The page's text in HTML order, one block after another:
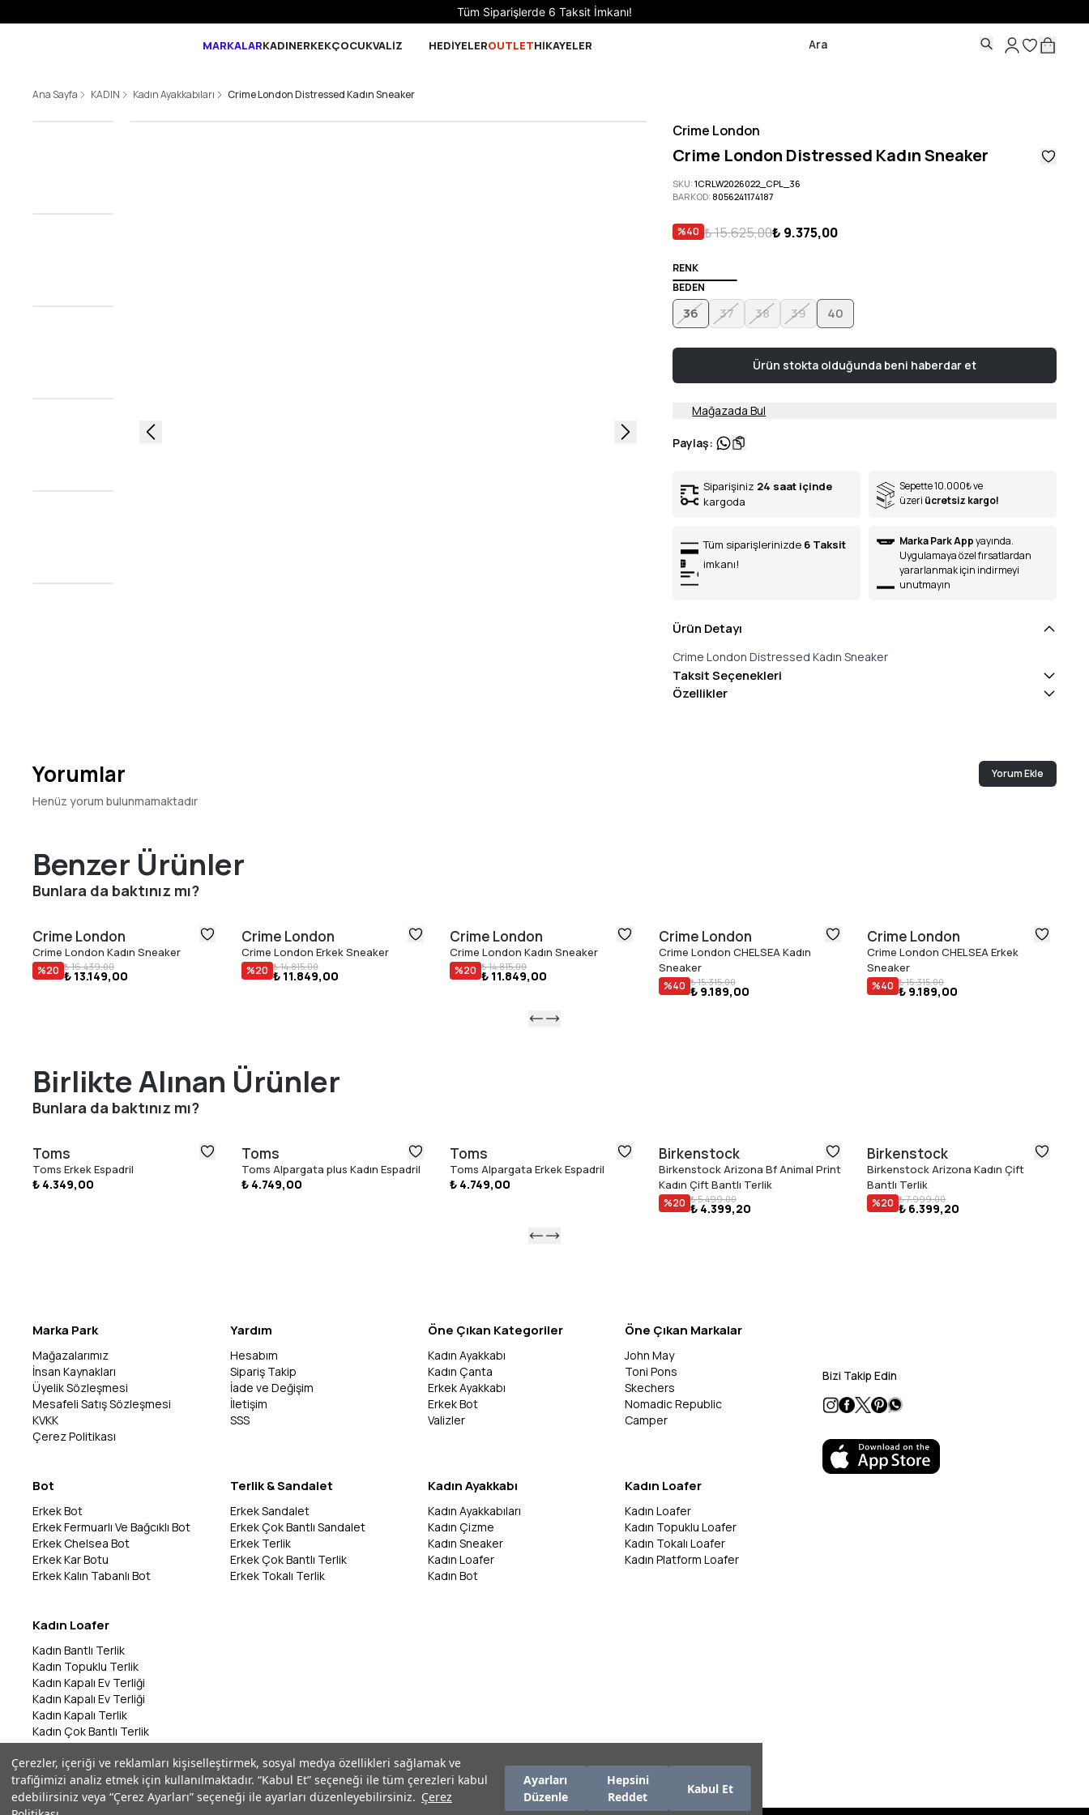
Çerezler, içeriği ve reklamları kişiselleştirmek, sosyal medya özellikleri sağlamak ve
trafiğimizi analiz etmek için kullanılmaktadır. “Kabul Et” seçeneği ile tüm çerezleri kabul
edebilirsiniz veya “Çerez Ayarları” seçeneği ile ayarları düzenleyebilirsiniz. Çerez
Ayarları
Düzenle
Hepsini
Reddet
Kabul Et
Sepette 10.000 ₺ ve üzeri Ücretsiz Kargo!
MARKALARKADINERKEKÇOCUKVALİZ HEDİYELEROUTLETHİKAYELER
Ana Sayfa KADIN Kadın Ayakkabıları Crime London Distressed Kadın Sneaker
Crime London
Crime London Distressed Kadın Sneaker
SKU:1CRLW2026022_CPL_36
BARKOD: 8056241174187
%40 ₺ 15.625,00₺ 9.375,00
RENK
BEDEN
36 37 38 39 40
Ürün stokta olduğunda beni haberdar et
Mağazada Bul
Paylaş:
Siparişiniz 24 saat içinde
kargoda
Sepette 10.000₺ve
üzeri ücretsiz kargo!
Tüm siparişlerinizde 6 Taksit
imkanı!
Marka Park Appyayında.
Uygulamaya özel fırsatlardan
yararlanmak için indirmeyi
unutmayın
Ürün Detayı
Crime London Distressed Kadın Sneaker
Taksit Seçenekleri
Özellikler
Yorumlar Yorum Ekle
Henüz yorum bulunmamaktadır
Benzer Ürünler
Bunlara da baktınız mı?
Crime London
Crime London Kadın Sneaker
%20 ₺ 16.439,00
₺ 13.149,00
Crime London
Crime London Erkek Sneaker
%20 ₺ 14.815,00
₺ 11.849,00
Crime London
Crime London Kadın Sneaker
%20 ₺ 14.815,00
₺ 11.849,00
Crime London
Crime London CHELSEA Kadın
Sneaker
%40 ₺ 15.315,00
₺ 9.189,00
Crime London
Crime London CHELSEA Erkek
Sneaker
%40 ₺ 15.315,00
₺ 9.189,00
Birlikte Alınan Ürünler
Bunlara da baktınız mı?
Toms
Toms Erkek Espadril
₺ 4.349,00
Toms
Toms Alpargata plus Kadın Espadril
₺ 4.749,00
Toms
Toms Alpargata Erkek Espadril
₺ 4.749,00
Birkenstock
Birkenstock Arizona Bf Animal Print
Kadın Çift Bantlı Terlik
%20 ₺ 5.499,00
₺ 4.399,20
Birkenstock
Birkenstock Arizona Kadın Çift
Bantlı Terlik
%20 ₺ 7.999,00
₺ 6.399,20
Marka Park
Mağazalarımız
İnsan Kaynakları
Üyelik Sözleşmesi
Mesafeli Satış Sözleşmesi
KVKK
Çerez Politikası
Yardım
Hesabım
Sipariş Takip
İade ve Değişim
İletişim
SSS
Öne Çıkan Kategoriler
Kadın Ayakkabı
Kadın Çanta
Erkek Ayakkabı
Erkek Bot
Valizler
Öne Çıkan Markalar
John May
Toni Pons
Skechers
Nomadic Republic
Camper
Bot
Erkek Bot
Erkek Fermuarlı Ve Bağcıklı Bot
Erkek Chelsea Bot
Erkek Kar Botu
Erkek Kalın Tabanlı Bot
Terlik & Sandalet
Erkek Sandalet
Erkek Çok Bantlı Sandalet
Erkek Terlik
Erkek Çok Bantlı Terlik
Erkek Tokalı Terlik
Kadın Ayakkabı
Kadın Ayakkabıları
Kadın Çizme
Kadın Sneaker
Kadın Loafer
Kadın Bot
Kadın Loafer
Kadın Loafer
Kadın Topuklu Loafer
Kadın Tokalı Loafer
Kadın Platform Loafer
Kadın Loafer
Kadın Bantlı Terlik
Kadın Topuklu Terlik
Kadın Kapalı Ev Terliği
Kadın Kapalı Ev Terliği
Kadın Kapalı Terlik
Kadın Çok Bantlı Terlik
Kadın Bantlı Terlik
Kadın Çok Bantlı Terlik
Kadın Parmak Arası Terlik
Bizi Takip Edin